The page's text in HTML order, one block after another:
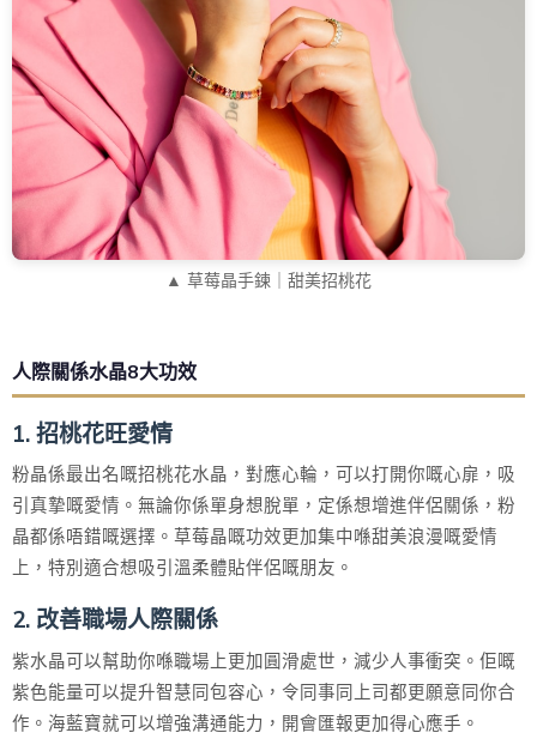
▲ 草莓晶手鍊｜甜美招桃花
人際關係水晶8大功效
1. 招桃花旺愛情
粉晶係最出名嘅招桃花水晶，對應心輪，可以打開你嘅心扉，吸
引真摯嘅愛情。無論你係單身想脫單，定係想增進伴侶關係，粉
晶都係唔錯嘅選擇。草莓晶嘅功效更加集中喺甜美浪漫嘅愛情
上，特別適合想吸引溫柔體貼伴侶嘅朋友。
2. 改善職場人際關係
紫水晶可以幫助你喺職場上更加圓滑處世，減少人事衝突。佢嘅
紫色能量可以提升智慧同包容心，令同事同上司都更願意同你合
作。海藍寶就可以增強溝通能力，開會匯報更加得心應手。